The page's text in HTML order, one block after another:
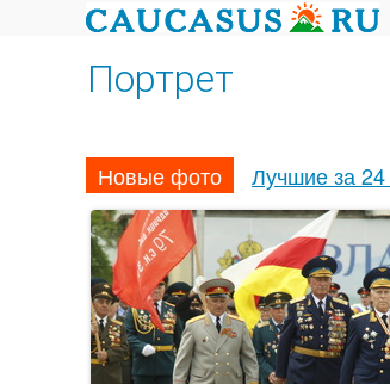
Портрет
Новые фото Лучшие за 24